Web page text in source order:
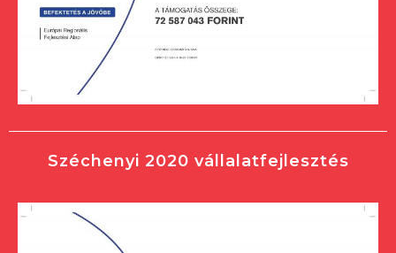
Széchenyi 2020 vállalatfejlesztés